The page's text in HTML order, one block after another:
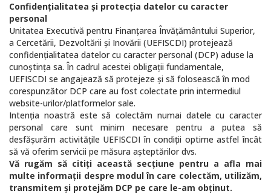
Confidenţialitatea şi protecţia datelor cu caracter
personal
Unitatea Executivă pentru Finanţarea Învăţământului Superior,
a Cercetării, Dezvoltării şi Inovării (UEFISCDI) protejează
confidenţialitatea datelor cu caracter personal (DCP) aduse la
cunoştinţa sa. În cadrul acestei obligaţii fundamentale,
UEFISCDI se angajează să protejeze şi să folosească în mod
corespunzător DCP care au fost colectate prin intermediul
website-urilor/platformelor sale.
Intenţia noastră este să colectăm numai datele cu caracter
personal care sunt minim necesare pentru a putea să
desfăşurăm activităţile UEFISCDI în condiţii optime astfel încât
să vă oferim servicii pe măsura aşteptărilor dvs.
Vă rugăm să citiţi această secţiune pentru a afla mai
multe informaţii despre modul în care colectăm, utilizăm,
transmitem şi protejăm DCP pe care le-am obţinut.